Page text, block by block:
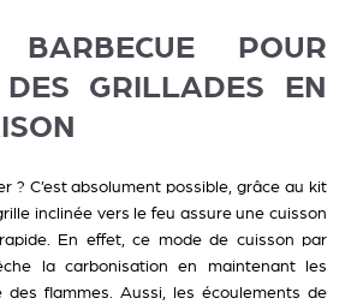
POUR
DES GRILLADES EN
? C’est absolument possible, grâce au kit
inclinée vers le feu assure une cuisson
En effet, ce mode de cuisson par
la carbonisation en maintenant les
des flammes. Aussi, les écoulements de